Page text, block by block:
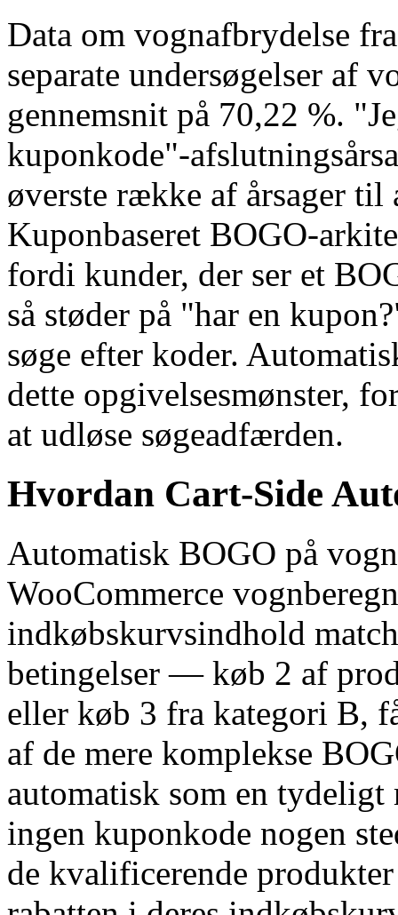
Data om vognafbrydelse
separate undersøgelser af
gennemsnit på 70,22 %.
kuponkode"-
øverste række af årsager til
Kuponbaseret BOGO-
fordi kunder, der ser et
så støder på "har en
søge efter koder.
dette opgivelsesmønster,
at udløse søgeadfærden.
Hvordan Cart-Side
Automatisk BOGO på
WooCommerce
indkøbskurvsindhold
betingelser — køb 2 af
eller køb 3 fra kategori B,
af de mere komplekse
automatisk som en
ingen kuponkode nogen
de kvalificerende